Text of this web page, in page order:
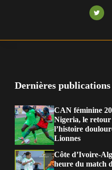
Dernières publications
CAN féminine
Nigeria, le retour
l’histoire
Lionnes
Côte d’Ivoire-
heure du match